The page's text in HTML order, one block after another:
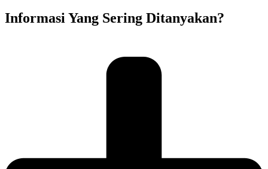
Informasi Yang Sering Ditanyakan?